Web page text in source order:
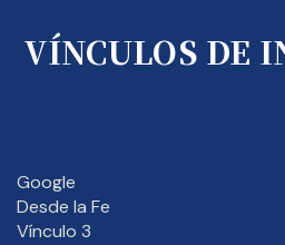
VÍNCULOS DE
Google
Desde la Fe
Vínculo 3